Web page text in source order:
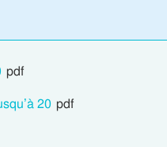
pdf
20 pdf